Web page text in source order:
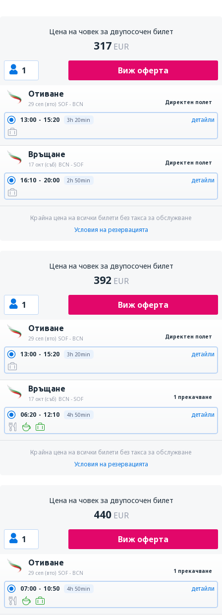
Цена на човек за двупосочен билет
317 EUR
1 Виж оферта
Отиване
29 сеп (вто) SOF - BCN Директен полет
13:00 15:20 3h 20min детайли
Връщане
17 окт (съб) BCN - SOF Директен полет
16:10 20:00 2h 50min детайли
Крайна цена на всички билети без такса за обслужване
Условия на резервацията
Цена на човек за двупосочен билет
392 EUR
1 Виж оферта
Отиване
29 сеп (вто) SOF - BCN Директен полет
13:00 15:20 3h 20min детайли
Връщане
17 окт (съб) BCN - SOF 1 прекачване
06:20 12:10 4h 50min детайли
Крайна цена на всички билети без такса за обслужване
Условия на резервацията
Цена на човек за двупосочен билет
440 EUR
1 Виж оферта
Отиване
29 сеп (вто) SOF - BCN 1 прекачване
07:00 10:50 4h 50min детайли